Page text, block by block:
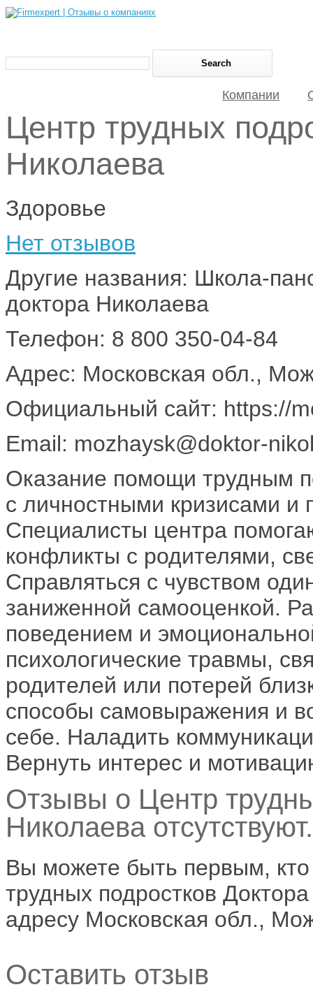
Компании
Центр трудных
Николаева
Здоровье
Нет отзывов
Другие названия: Школа-
доктора Николаева
Телефон: 8 800 350-04-84
Адрес: Московская обл.,
Официальный сайт: https://
Email: mozhaysk@doktor-
Оказание помощи трудным
с личностными кризисами и
Специалисты центра
конфликты с родителями,
Справляться с чувством
заниженной самооценкой.
поведением и
психологические травмы,
родителей или потерей
способы самовыражения и
себе. Наладить
Вернуть интерес и
Отзывы о Центр
Николаева отсутствуют.
Вы можете быть первым,
трудных подростков
адресу Московская обл.,
Оставить отзыв